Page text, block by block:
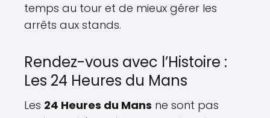
temps au tour et de mieux gérer les
arrêts aux stands.
Rendez-vous avec l’Histoire :
Les 24 Heures du Mans
Les 24 Heures du Mans ne sont pas